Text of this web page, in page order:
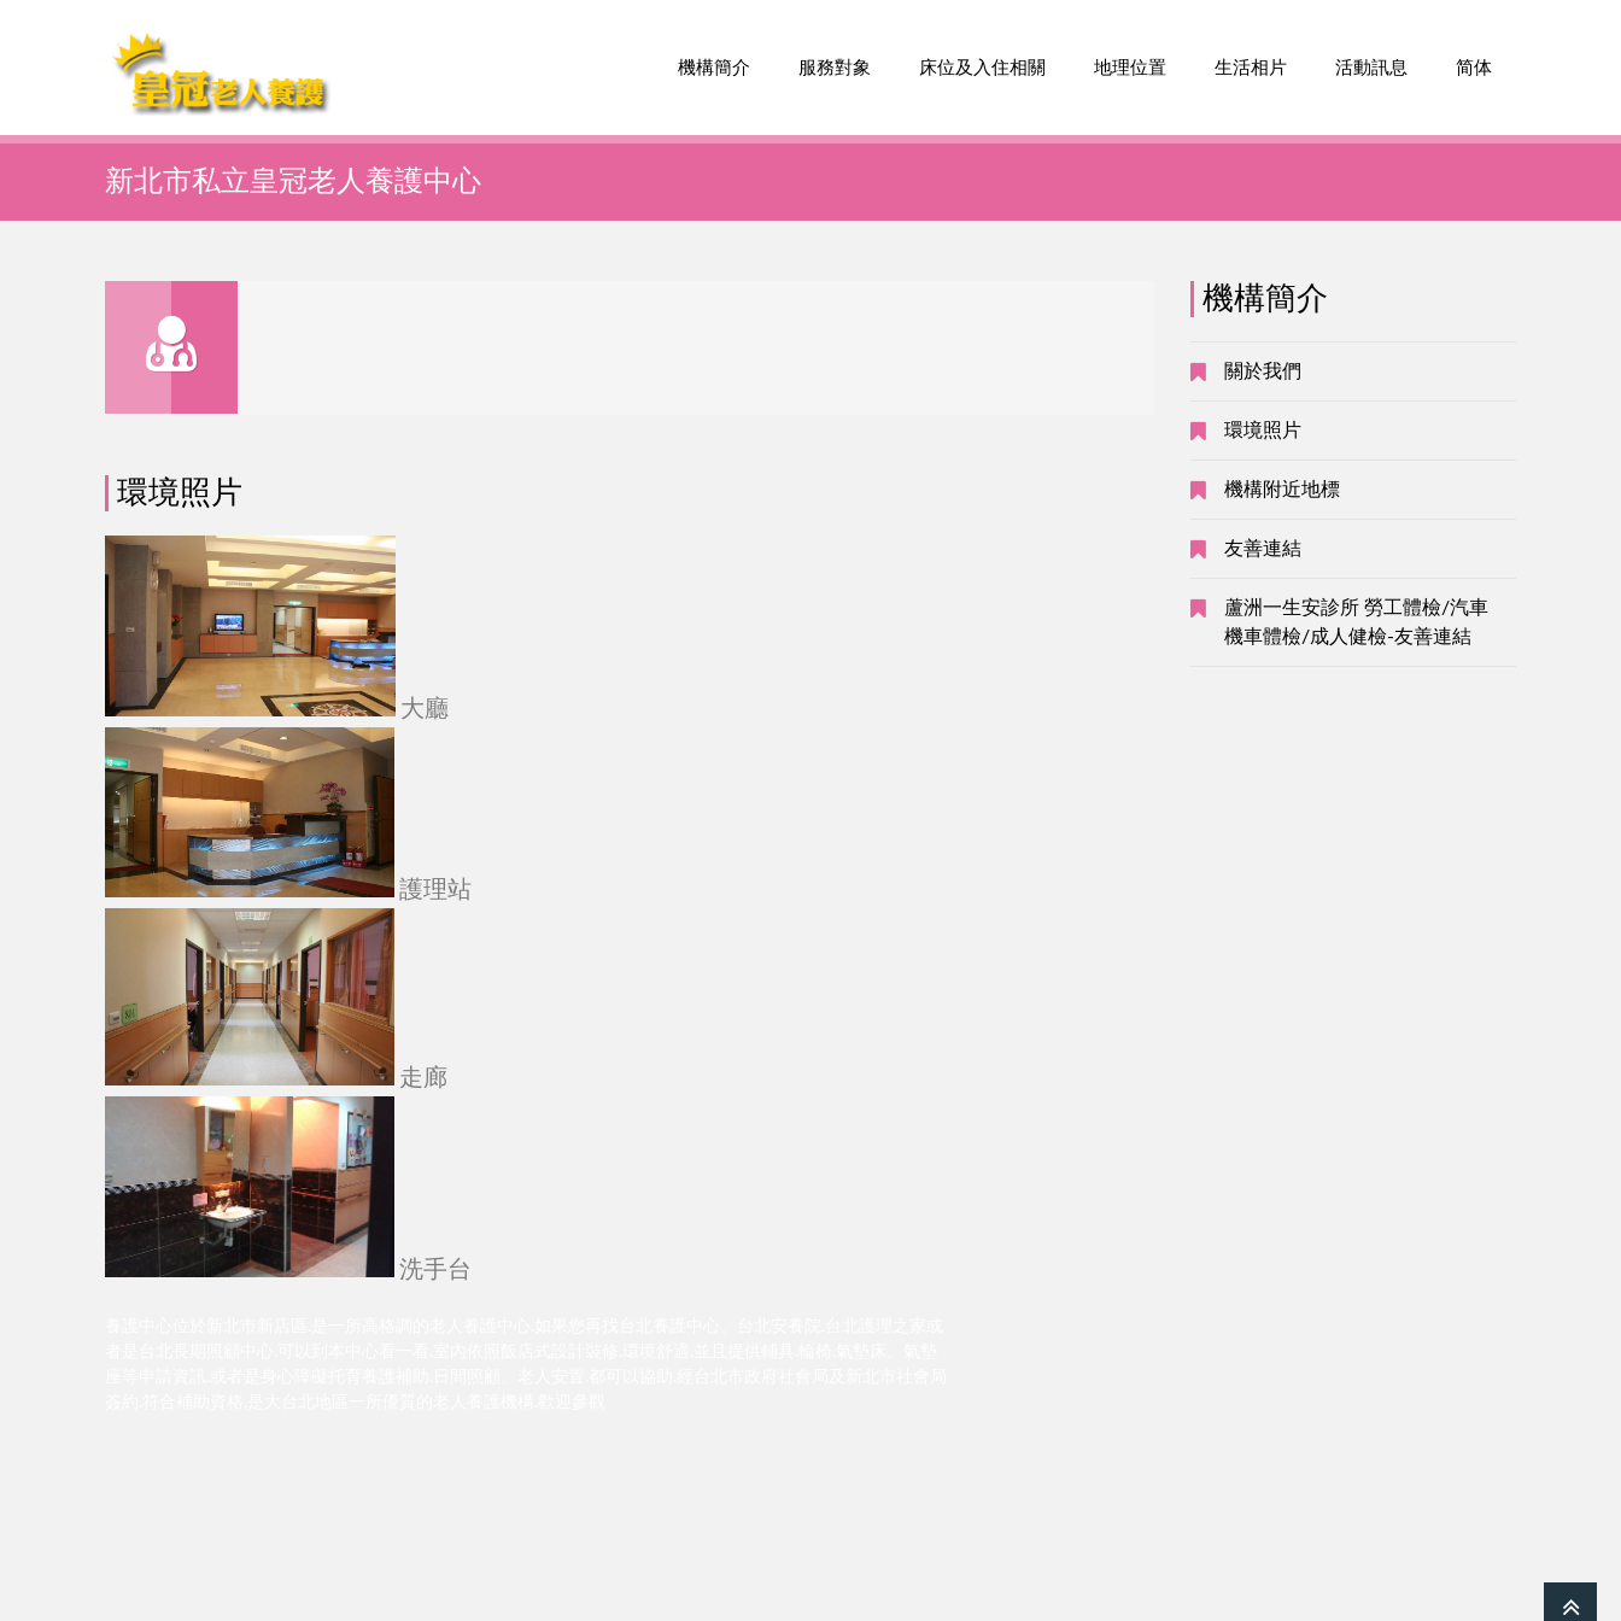
機構簡介 服務對象 床位及入住相關 地理位置 生活相片 活動訊息 简体
新北市私立皇冠老人養護中心
沒有公告
環境照片
大廳
護理站
走廊
洗手台
機構簡介
關於我們
環境照片
機構附近地標
友善連結
蘆洲一生安診所 勞工體檢/汽車
機車體檢/成人健檢-友善連結